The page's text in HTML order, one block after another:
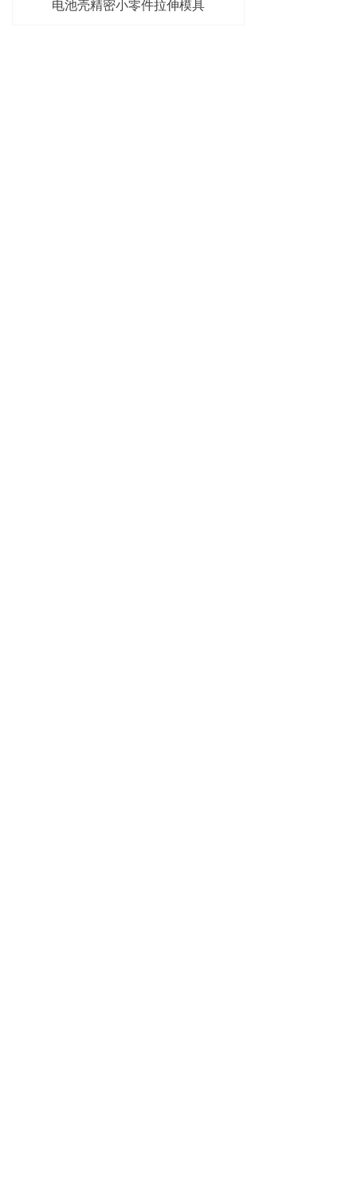
电池壳精密小零件拉伸模具